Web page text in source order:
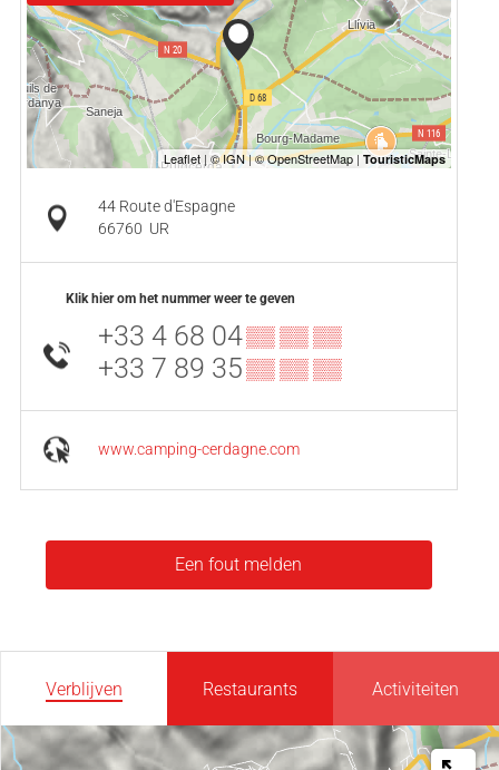
44 Route d'Espagne
66760 UR
Klik hier om het nummer weer te geven
+33 4 68 04▒▒ ▒▒ ▒▒
+33 7 89 35▒▒ ▒▒ ▒▒
www.camping-cerdagne.com
Een fout melden
Verblijven Restaurants Activiteiten